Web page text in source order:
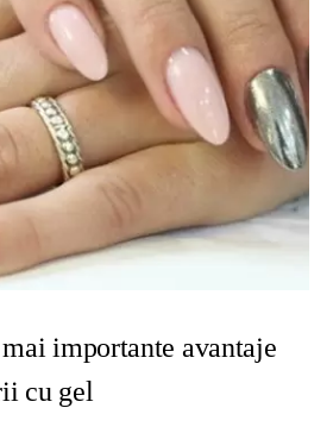
importante avantaje
cu gel